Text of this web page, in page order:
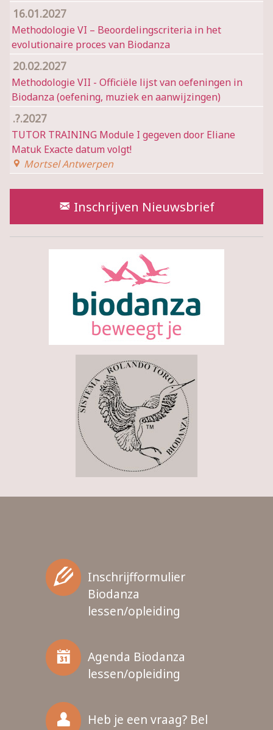
16.01.2027
Methodologie VI – Beoordelingscriteria in het
evolutionaire proces van Biodanza
20.02.2027
Methodologie VII - Officiële lijst van oefeningen in
Biodanza (oefening, muziek en aanwijzingen)
.?.2027
TUTOR TRAINING Module I gegeven door Eliane
Matuk Exacte datum volgt!
Mortsel Antwerpen
Inschrijven Nieuwsbrief
Inschrijfformulier
Biodanza
lessen/opleiding
Agenda Biodanza
lessen/opleiding
Heb je een vraag? Bel